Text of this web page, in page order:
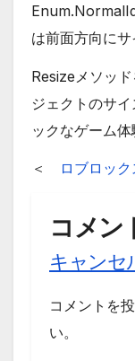
は前面方向にサ
Resizeメソッ
ジェクトのサ
ックなゲーム体
＜ ロブロッ
コメン
キャンセ
コメントを
い。